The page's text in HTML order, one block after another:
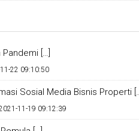
[…]
22 09:10:50
Sosial Media Bisnis Properti […]
11-19 09:12:39